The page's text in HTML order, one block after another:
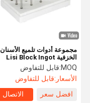
مجموعة أدوات تلميع الأسنان
الخزفية Lisi Block Ingot
High Shine
MOQ: قابل للتفاوض
الأسعار:قابل للتفاوض
افضل سعر
الاتصال